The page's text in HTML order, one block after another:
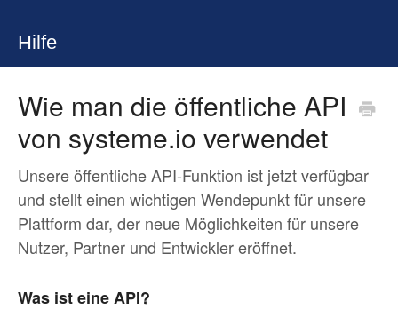
Hilfe
Wie man die öffentliche API
von systeme.io verwendet
Unsere öffentliche API-Funktion ist jetzt verfügbar
und stellt einen wichtigen Wendepunkt für unsere
Plattform dar, der neue Möglichkeiten für unsere
Nutzer, Partner und Entwickler eröffnet.
Was ist eine API?